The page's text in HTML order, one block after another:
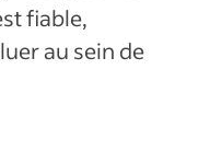
fiable,
au sein de